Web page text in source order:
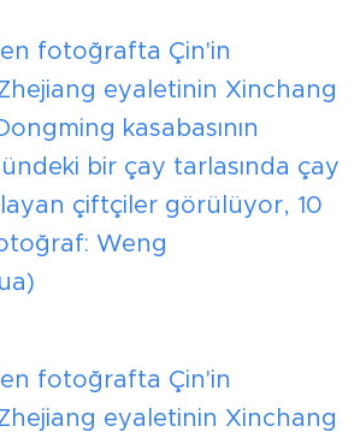
fotoğrafta Çin'in
eyaletinin Xinchang
kasabasının
bir çay tarlasında çay
çiftçiler görülüyor, 10
Weng
fotoğrafta Çin'in
eyaletinin Xinchang